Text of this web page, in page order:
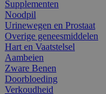
Supplementen
Noodpil
Urinewegen en Prostaat
Overige geneesmiddelen
Hart en Vaatstelsel
Aambeien
Zware Benen
Doorbloeding
Verkoudheid